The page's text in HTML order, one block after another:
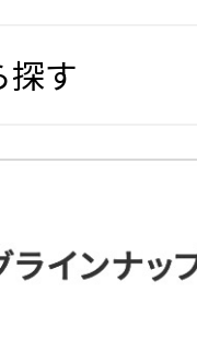
探す